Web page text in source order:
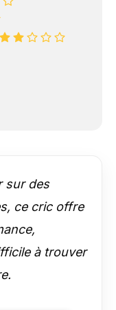
sur des
ce cric offre
à trouver